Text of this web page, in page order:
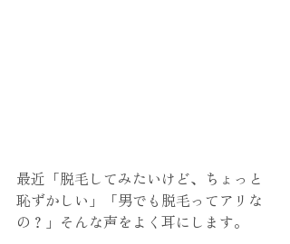
最近「脱毛してみたいけど、ちょっと
恥ずかしい」「男でも脱毛ってアリな
の？」そんな声をよく耳にします。